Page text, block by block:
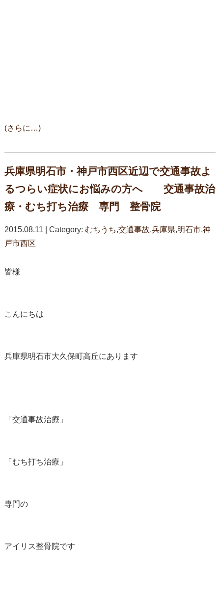
(さらに…)
兵庫県明石市・神戸市西区近辺で交通事故よ
るつらい症状にお悩みの方へ 交通事故治
療・むち打ち治療 専門 整骨院
2015.08.11 | Category: むちうち,交通事故,兵庫県,明石市,神
戸市西区
皆様
こんにちは
兵庫県明石市大久保町高丘にあります
「交通事故治療」
「むち打ち治療」
専門の
アイリス整骨院です